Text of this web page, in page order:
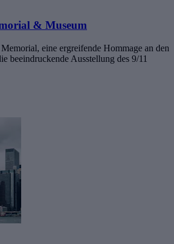
& Museum
eine ergreifende Hommage an den
beeindruckende Ausstellung des 9/11